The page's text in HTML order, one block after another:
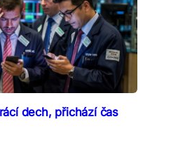
dech, přichází čas